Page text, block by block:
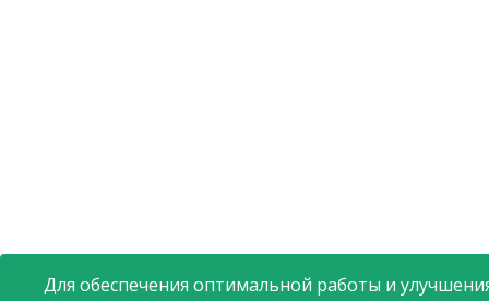
Для обеспечения оптимальной работы и